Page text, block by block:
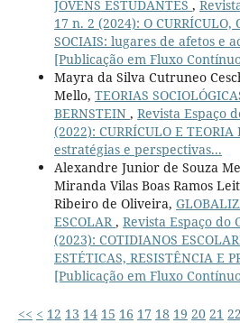
JOVENS ESTUDANTES ,
17 n. 2 (2024): O CURRÍCULO,
SOCIAIS: lugares de afetos e
[Publicação em Fluxo
Mayra da Silva Cutruneo
Mello, TEORIAS
BERNSTEIN , Revista Espaço
(2022): CURRÍCULO E TEORIA
estratégias e perspectivas...
Alexandre Junior de Souza
Miranda Vilas Boas Ramos
Ribeiro de Oliveira,
ESCOLAR , Revista Espaço do
(2023): COTIDIANOS
ESTÉTICAS, RESISTÊNCIA E
[Publicação em Fluxo
<< < 12 13 14 15 16 17 18 19 20 21 22